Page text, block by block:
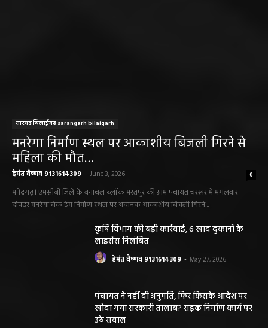
सारंगढ़ बिलाईगढ़ sarangarh bilaigarh
मनरेगा निर्माण स्थल पर आकाशीय बिजली गिरने से
महिला की मौत…
हेमंत वैष्णव 9131614309 - June 3, 2026 0
मनेंद्रगढ़। एमसीबी जिले के वनांचल ब्लॉक भरतपुर की ग्राम पंचायत चरखर में मंगलवार
दोपहर मनरेगा चेक डेम निर्माण स्थल पर अचानक आकाशीय बिजली गिरने...
कृषि विभाग की बड़ी कार्रवाई, 6 खाद दुकानों के
लाइसेंस निलंबित
हेमंत वैष्णव 9131614309 - May 27, 2026
पंचायत ने नहीं दी अनुमति, फिर किसके आदेश पर
खोदा गया सरकारी तालाब? सड़क निर्माण कार्य पर
उठे सवाल